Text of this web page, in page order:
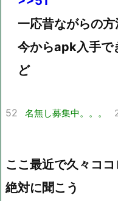
一応昔ながらの
今からapk入手で
ど
52 名無し募集中。。。
ここ最近で久々コ
絶対に聞こう